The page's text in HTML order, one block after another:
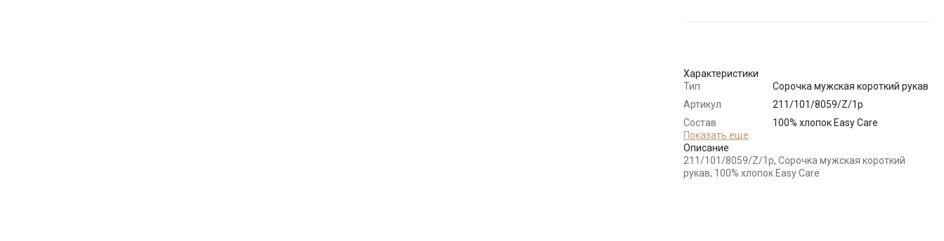
Характеристики
Тип
Сорочка мужская короткий рукав
Артикул
211/101/8059/Z/1p
Состав
сырья
100% хлопок Easy Care
Бренд
Модель
Зауженная
Показать еще
Описание
211/101/8059/Z/1p, Сорочка мужская короткий
рукав, 100% хлопок Easy Care